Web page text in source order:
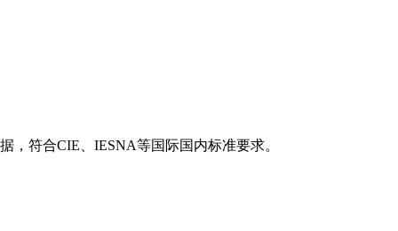
符合CIE、IESNA等国际国内标准要求。